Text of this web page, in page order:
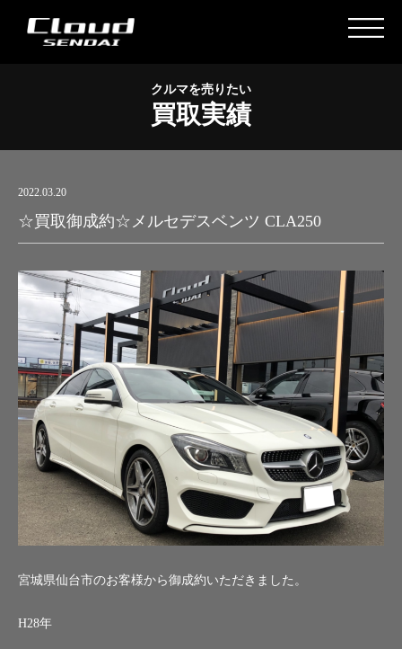
クルマを売りたい
買取実績
2022.03.20
☆買取御成約☆メルセデスベンツ CLA250
宮城県仙台市のお客様から御成約いただきました。
H28年